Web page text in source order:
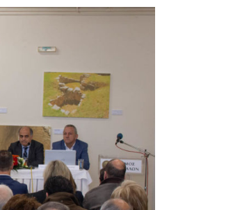
χάνονται στον καιρό…
στο Λεοντάρι!